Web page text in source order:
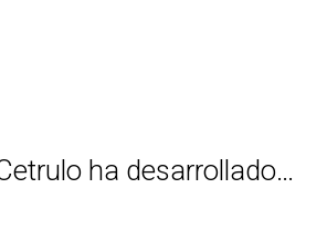
ha desarrollado…